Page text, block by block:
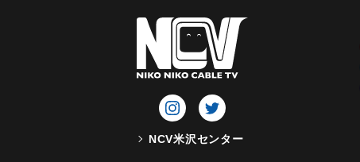
NCV米沢センター